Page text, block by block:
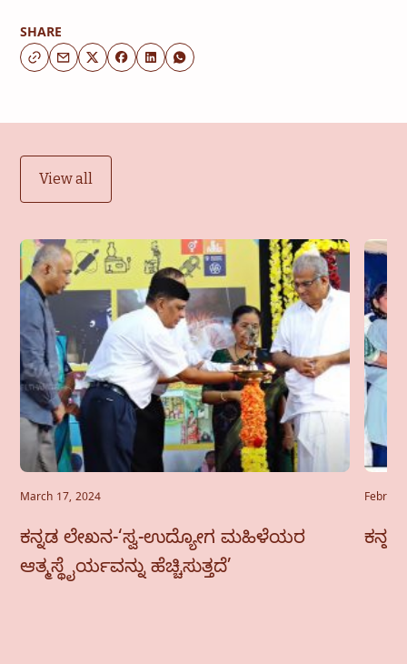
SHARE
View all
March 17, 2024
ಕನ್ನಡ ಲೇಖನ-‘ಸ್ವ-ಉದ್ಯೋಗ ಮಹಿಳೆಯರ
ಆತ್ಮಸ್ಥೈರ್ಯವನ್ನು ಹೆಚ್ಚಿಸುತ್ತದೆ’